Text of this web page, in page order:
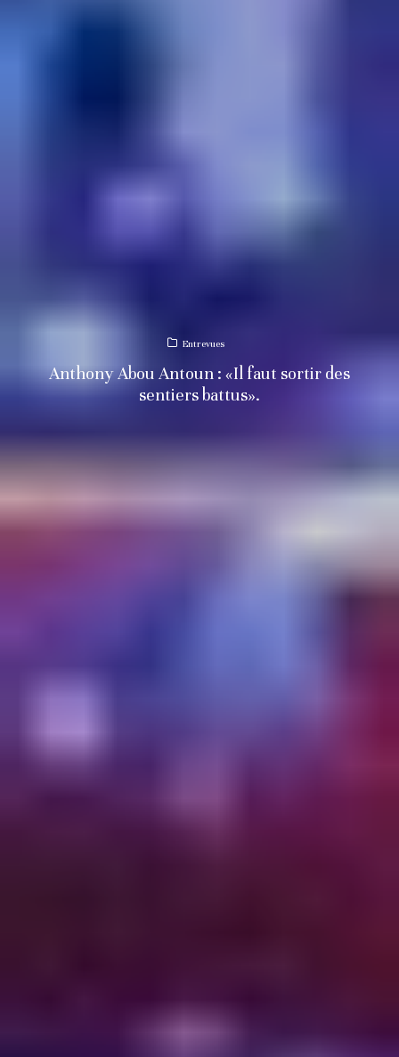
Entrevues
Anthony Abou Antoun : «Il faut sortir des
sentiers battus».